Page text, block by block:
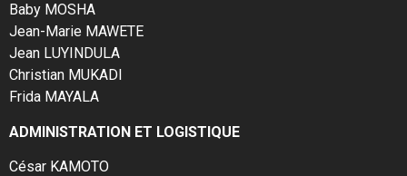
Baby MOSHA
Jean-Marie MAWETE
Jean LUYINDULA
Christian MUKADI
Frida MAYALA
ADMINISTRATION ET LOGISTIQUE
César KAMOTO